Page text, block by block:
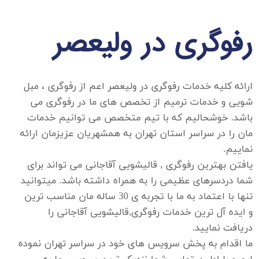
رفوگری در ولیعصر
ارائه کلیه خدمات رفوگری در ولیعصر اعم از رفوگری ، مبل
شویی و خدمات ترمیم از تخصص های ما در رفوگری می
باشد. خوشحالیم که با تیم متخصص می توانیم خدمات
مان را در سراسر استان تهران به همشهریان عزیزمان ارائه
نماییم.
یافتن بهترین رفوگری , قالیشویی آقاجانی می تواند برای
شما دردسرهای عظیمی را به همراه داشته باشد. میتوانید
تنها با اعتماد به ما با تجربه ی 30 ساله مان مناسب ترین
و ایده آل ترین خدمات رفوگری,قالیشویی آقاجانی را
دریافت نمایید.
ما اقدام به پخش سرویس های خود در سراسر تهران نموده